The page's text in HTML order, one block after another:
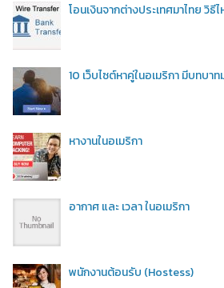
โอนเงินจากต่างประเทศมาไทย วิธี
10 เว็บไซต์หาคู่ในอเมริกา มีบทบา
หางานในอเมริกา
อากาศ และ เวลา ในอเมริกา
พนักงานต้อนรับ (Hostess)